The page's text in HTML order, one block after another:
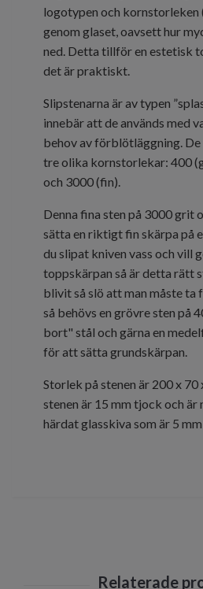
logotypen och kornstorleken
genom glaset, oavsett hur
ned. Detta tillför en estetisk
det är praktiskt.
Slipstenarna är av typen
innebär att de används med
behov av förblötläggning.
tre olika kornstorlekar: 400
och 3000 (fin).
Denna fina sten på 3000 grit
sätta en riktigt fin skärpa på
du slipat kniven vass och vill
toppskärpan så är detta rätt
blivit så slö att man måste ta
så behövs en grövre sten på
bort" stål och gärna en
för att sätta grundskärpan.
Storlek på stenen är 200 x 70
stenen är 15 mm tjock och är
härdat glasskiva som är 5